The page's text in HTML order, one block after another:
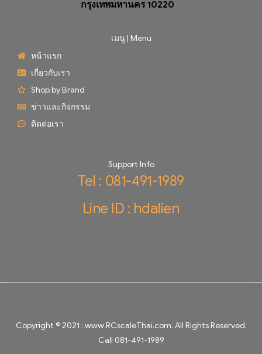
กรุงเทพมหานคร 10220
เมนู | Menu
หน้าแรก
เกี่ยวกับเรา
Shop by Brand
ข่าวและกิจกรรม
ติดต่อเรา
Support Info
Tel : 081-491-1989
Line ID : hdalien
Copyright © 2021 : www.RCscaleThai.com. All Rights Reserved.
Call 081-491-1989